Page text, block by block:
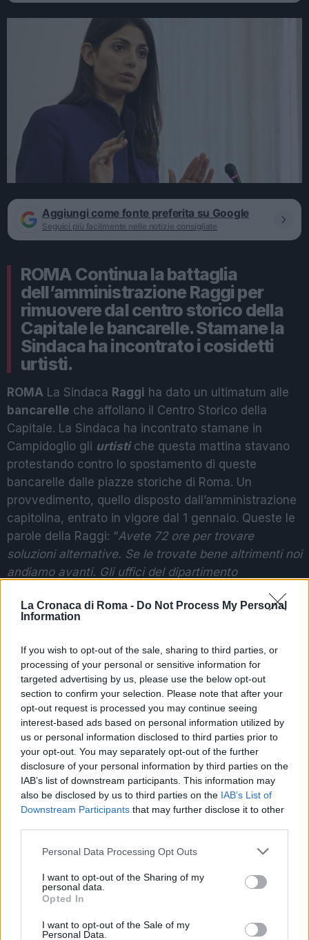
La Cronaca di Roma - Do Not Process My Personal
Information
If you wish to opt-out of the sale, sharing to third parties, or
processing of your personal or sensitive information for
targeted advertising by us, please use the below opt-out
section to confirm your selection. Please note that after your
opt-out request is processed you may continue seeing
interest-based ads based on personal information utilized by
us or personal information disclosed to third parties prior to
your opt-out. You may separately opt-out of the further
disclosure of your personal information by third parties on the
IAB’s list of downstream participants. This information may
also be disclosed by us to third parties on the IAB’s List of
Downstream Participants that may further disclose it to other
Please note that this website/app uses one or more Google
not limited to your visit or usage behaviour. You may click to
grant or deny consent to Google and its third-party tags to
use your data for below specified purposes in below Google
consent section.
Personal Data Processing Opt Outs
I want to opt-out of the Sharing of my
personal data.
Opted In
I want to opt-out of the Sale of my
Personal Data.
Aggiungi come fonte preferita su Google
Seguici più facilmente nelle notizie consigliate
ROMA Continua la battaglia
dell’amministrazione Raggi per
rimuovere dal centro storico della
Capitale le bancarelle. Stamane la
Sindaca ha incontrato i cosidetti
urtisti.
ROMA La Sindaca Raggi ha dato un ultimatum alle
bancarelle che affollano il Centro Storico della
Capitale. La Sindaca ha incontrato stamane in
Campidoglio gli urtistiche questa mattina stavano
protestando contro lo spostamento di queste
bancarelle dalle piazze storiche di Roma. Un
provvedimento, quello disposto dall’amministrazione
capitolina, entrato in vigore dal 1 gennaio. Queste le
parole della Raggi: “Avete 72 ore per trovare
soluzioni alternative. Se le trovate bene altrimenti noi
andiamo avanti. Gli uffici del dipartimento
tutti i tecnici, anche quelli del I Municipio. L’unica
via“.
INTANTO FINISCE INCUBO DI UNA 52ENNE
ROMANA>>>LEGGI QUI
LASCIA UN LIKE ALLA NOSTRA PAGINA FACEBOOK
POTREBBE INTERESSARTI
ROMA Virginia Raggi: “Fontana
di Trevi restituita ai cittadini”
7 anni fa
ROMA La Raggi ringrazia il
7 anni fa